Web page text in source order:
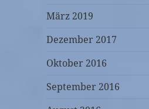
März 2019
Dezember 2017
Oktober 2016
September 2016